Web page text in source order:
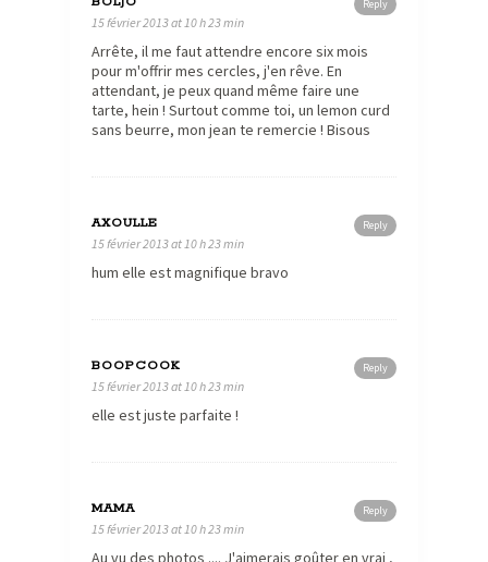
Reply
15 février 2013 at 10 h 23 min
Arrête, il me faut attendre encore six mois
pour m'offrir mes cercles, j'en rêve. En
attendant, je peux quand même faire une
tarte, hein ! Surtout comme toi, un lemon curd
sans beurre, mon jean te remercie ! Bisous
Reply
AXOULLE
15 février 2013 at 10 h 23 min
hum elle est magnifique bravo
Reply
BOOPCOOK
15 février 2013 at 10 h 23 min
elle est juste parfaite !
Reply
MAMA
15 février 2013 at 10 h 23 min